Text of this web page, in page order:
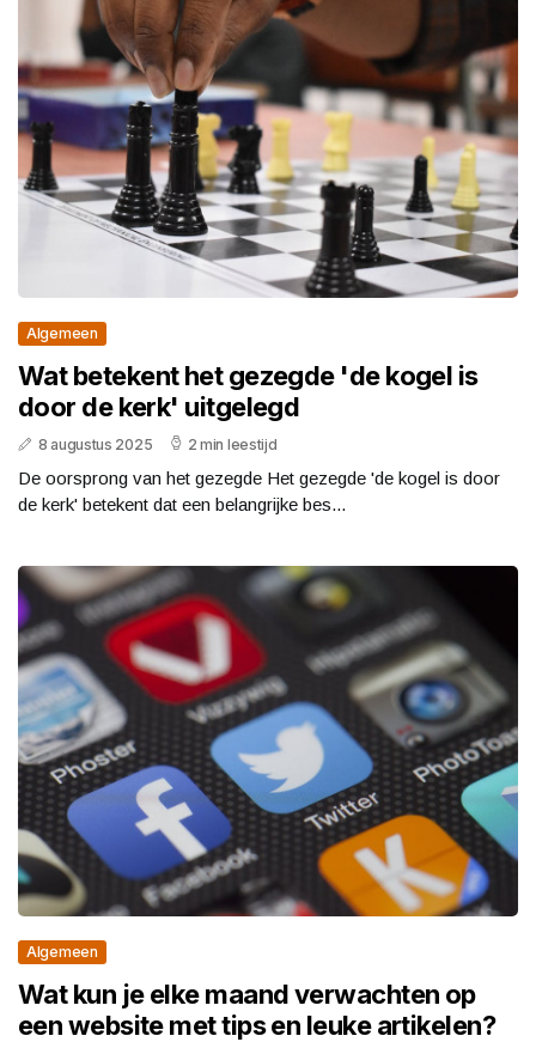
Algemeen
Wat betekent het gezegde 'de kogel is
door de kerk' uitgelegd
8 augustus 2025 2 min leestijd
De oorsprong van het gezegde Het gezegde 'de kogel is door
de kerk' betekent dat een belangrijke bes...
Algemeen
Wat kun je elke maand verwachten op
een website met tips en leuke artikelen?